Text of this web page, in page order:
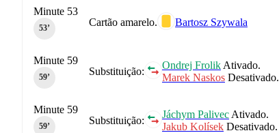
Cartão amarelo. Bartosz Szywala
Minute 53
53‎’‎
Substituição:
Ondrej Frolik Ativado.
Marek Naskos Desativado.
Minute 59
59‎’‎
Substituição:
Jáchym Palivec Ativado.
Jakub Kolísek Desativado.
Minute 59
59‎’‎